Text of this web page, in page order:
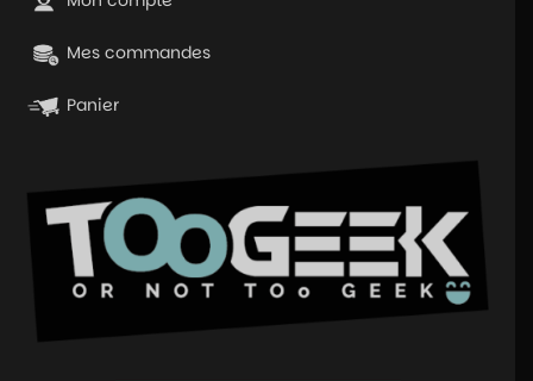
Mes commandes
Panier